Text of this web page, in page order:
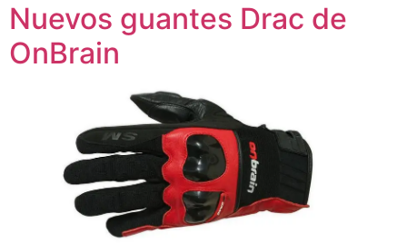
Nuevos guantes Drac de
OnBrain